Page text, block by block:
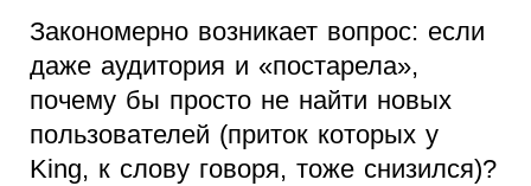
Закономерно возникает вопрос: если
даже аудитория и «постарела»,
почему бы просто не найти новых
пользователей (приток которых у
King, к слову говоря, тоже снизился)?